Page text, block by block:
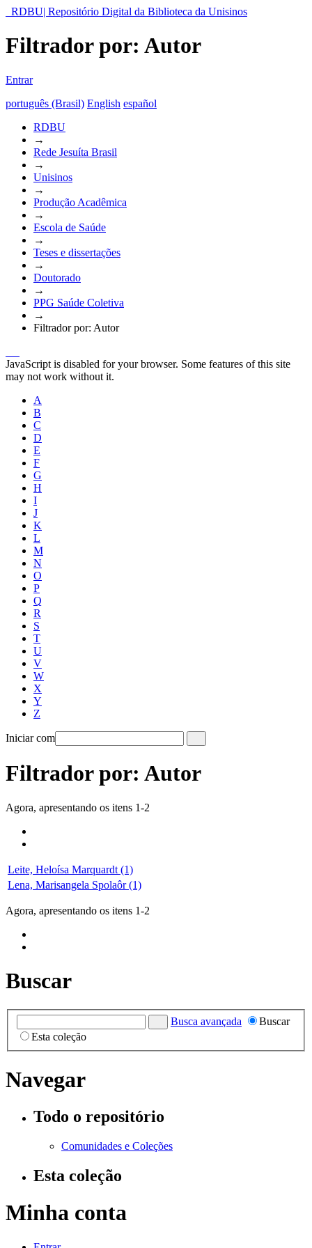
RDBU| Repositório Digital da Biblioteca da Unisinos
Filtrador por: Autor
Entrar
português (Brasil) English español
RDBU
→
Rede Jesuíta Brasil
→
Unisinos
→
Produção Acadêmica
→
Escola de Saúde
→
Teses e dissertações
→
Doutorado
→
PPG Saúde Coletiva
→
Filtrador por: Autor
JavaScript is disabled for your browser. Some features of this site
may not work without it.
A
B
C
D
E
F
G
H
I
J
K
L
M
N
O
P
Q
R
S
T
U
V
W
X
Y
Z
Iniciar com
Filtrador por: Autor
Agora, apresentando os itens 1-2
Leite, Heloísa Marquardt (1)
Lena, Marisangela Spolaôr (1)
Agora, apresentando os itens 1-2
Buscar
Busca avançada
Buscar
Esta coleção
Navegar
Todo o repositório
Comunidades e Coleções
Esta coleção
Minha conta